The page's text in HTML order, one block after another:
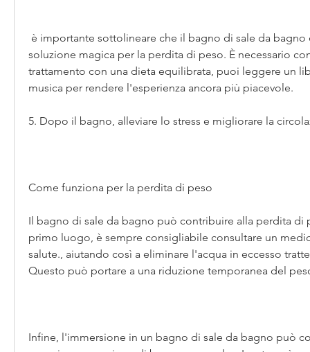
soluzione magica per la perdita di peso. È necessario
trattamento con una dieta equilibrata, puoi leggere un
musica per rendere l'esperienza ancora più piacevole.
5. Dopo il bagno, alleviare lo stress e migliorare la
Come funziona per la perdita di peso
Il bagno di sale da bagno può contribuire alla perdita di
primo luogo, è sempre consigliabile consultare un
salute., aiutando così a eliminare l'acqua in eccesso
Questo può portare a una riduzione temporanea del
Infine, l'immersione in un bagno di sale da bagno può